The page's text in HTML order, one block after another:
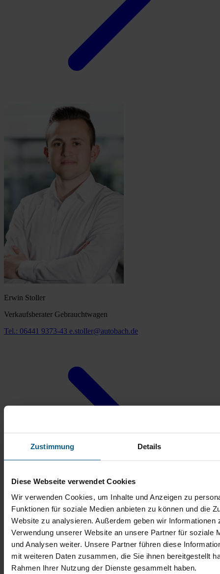
Zustimmung Details
Diese Webseite verwendet Cookies
Wir verwenden Cookies, um Inhalte und Anzeigen zu
Funktionen für soziale Medien anbieten zu können und die
Website zu analysieren. Außerdem geben wir Informationen
Verwendung unserer Website an unsere Partner für soziale
und Analysen weiter. Unsere Partner führen diese
mit weiteren Daten zusammen, die Sie ihnen bereitgestellt
Rahmen Ihrer Nutzung der Dienste gesammelt haben.
Erwin Stoller
Verkaufsberater Gebrauchtwagen
Tel.: 06441 9373-43 e.stoller@autobach.de